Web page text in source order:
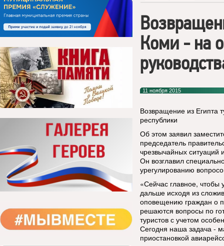
Коми - на
11 ноября 2015
Возвращение из Египта
республики
Об этом заявил
председатель
чрезвычайных ситуаций
Он возглавил
урегулированию
«Сейчас главное, чтобы
дальше исходя из
оповещению граждан о
решаются вопросы по
туристов с учетом
Сегодня наша задача -
приостановкой